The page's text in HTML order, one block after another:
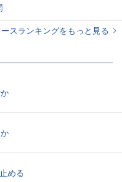
スランキングをもっと見る
める